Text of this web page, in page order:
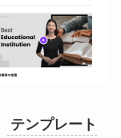
テンプレート